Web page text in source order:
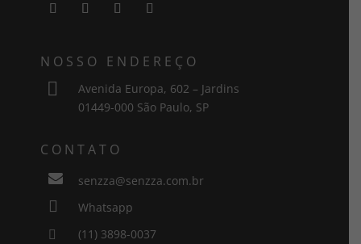
NOSSO ENDEREÇO

Avenida Europa, 602 – Jardins
01449-000 São Paulo, SP
CONTATO
 senzza@senzza.com.br
 Whatsapp
 (11) 3898-0037